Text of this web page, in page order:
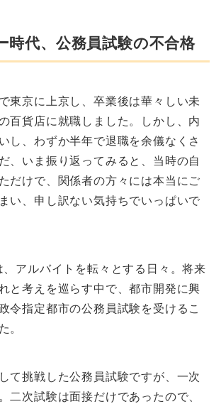
時代、公務員試験の不合格
東京に上京し、卒業後は華々しい未
百貨店に就職しました。しかし、内
し、わずか半年で退職を余儀なくさ
、いま振り返ってみると、当時の自
だけで、関係者の方々には本当にご
い、申し訳ない気持ちでいっぱいで
、アルバイトを転々とする日々。将来
と考えを巡らす中で、都市開発に興
令指定都市の公務員試験を受けるこ
。
て挑戦した公務員試験ですが、一次
二次試験は面接だけであったので、